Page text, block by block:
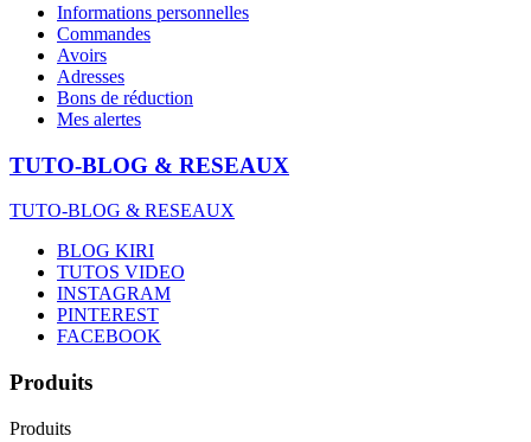
Informations personnelles
Commandes
Avoirs
Adresses
Bons de réduction
Mes alertes
TUTO-BLOG & RESEAUX
TUTO-BLOG & RESEAUX
BLOG KIRI
TUTOS VIDEO
INSTAGRAM
PINTEREST
FACEBOOK
Produits
Produits